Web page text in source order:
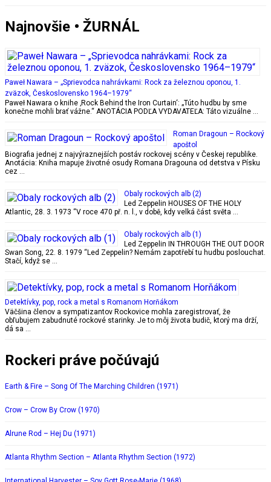
Najnovšie • ŽURNÁL
Paweł Nawara – „Sprievodca nahrávkami: Rock za železnou oponou, 1.
zväzok, Československo 1964–1979“
Paweł Nawara o knihe ‚Rock Behind the Iron Curtain‘: „Túto hudbu by sme
konečne mohli brať vážne.“ ANOTÁCIA PODĽA VYDAVATEĽA: Táto vizuálne …
Roman Dragoun – Rockový
apoštol
Biografia jednej z najvýraznejších postáv rockovej scény v Českej republike.
Anotácia: Kniha mapuje životné osudy Romana Dragouna od detstva v Písku
cez …
Obaly rockových alb (2)
Led Zeppelin HOUSES OF THE HOLY
Atlantic, 28. 3. 1973 “V roce 470 př. n. l., v době, kdy velká část světa …
Obaly rockových alb (1)
Led Zeppelin IN THROUGH THE OUT DOOR
Swan Song, 22. 8. 1979 “Led Zeppelin? Nemám zapotřebí tu hudbu poslouchat.
Stačí, když se …
Detektívky, pop, rock a metal s Romanom Horňákom
Väčšina členov a sympatizantov Rockovice mohla zaregistrovať, že
obľubujem zabudnuté rockové starinky. Je to môj života budič, ktorý ma drží,
dá sa …
Rockeri práve počúvajú
Earth & Fire – Song Of The Marching Children (1971)
Crow – Crow By Crow (1970)
Alrune Rod – Hej Du (1971)
Atlanta Rhythm Section – Atlanta Rhythm Section (1972)